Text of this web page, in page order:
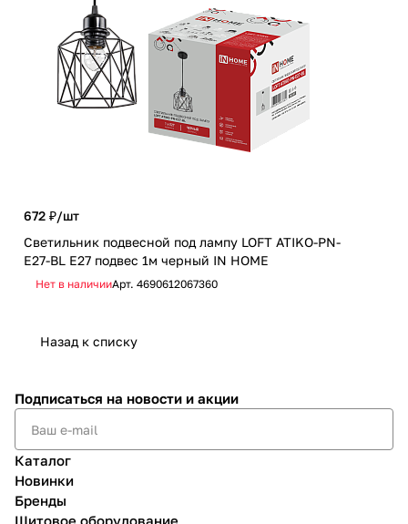
672 ₽/шт
Светильник подвесной под лампу LOFT ATIKO-PN-
E27-BL Е27 подвес 1м черный IN HOME
Нет в наличииАрт. 4690612067360
Назад к списку
Подписаться на новости и акции
Каталог
Новинки
Бренды
Щитовое оборудование